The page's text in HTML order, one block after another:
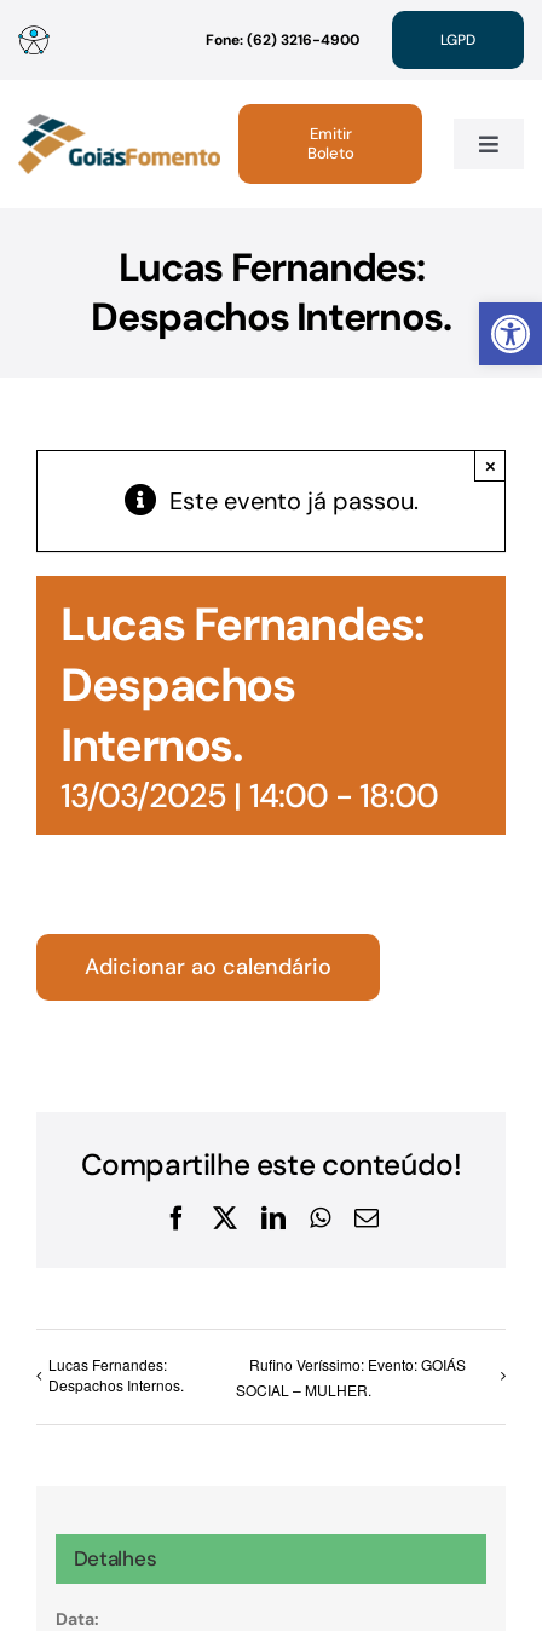
Abrir
para
conteúdo
Fone: (62) 3216-4900 LGPD
Toggle
Linhas de Crédito
Acesso à Informação
Emitir
Boleto
Lucas Fernandes:
Despachos Internos.
Este evento já passou.
×
Lucas Fernandes:
Despachos
Internos.
13/03/2025 | 14:00- 18:00
Adicionar ao calendário
Compartilhe este conteúdo!
Facebook
X LinkedInWhatsApp
E-
Lucas Fernandes:
Despachos Internos.
Rufino Veríssimo: Evento: GOIÁS
SOCIAL – MULHER.
Detalhes
Data: